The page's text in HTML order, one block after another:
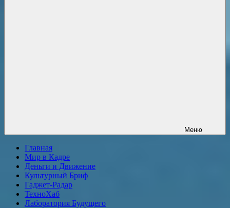
Меню
Главная
Мир в Кадре
Деньги и Движение
Культурный Бриф
Гаджет-Радар
ТехноХаб
Лаборатория Будущего